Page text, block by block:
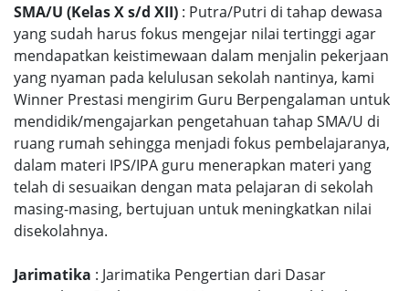
SMA/U (Kelas X s/d XII) : Putra/Putri di tahap dewasa
yang sudah harus fokus mengejar nilai tertinggi agar
mendapatkan keistimewaan dalam menjalin pekerjaan
yang nyaman pada kelulusan sekolah nantinya, kami
Winner Prestasi mengirim Guru Berpengalaman untuk
mendidik/mengajarkan pengetahuan tahap SMA/U di
ruang rumah sehingga menjadi fokus pembelajaranya,
dalam materi IPS/IPA guru menerapkan materi yang
telah di sesuaikan dengan mata pelajaran di sekolah
masing-masing, bertujuan untuk meningkatkan nilai
disekolahnya.
Jarimatika : Jarimatika Pengertian dari Dasar